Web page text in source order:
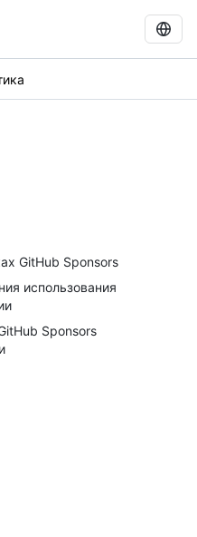
GitHub Sponsors
использования
Sponsors